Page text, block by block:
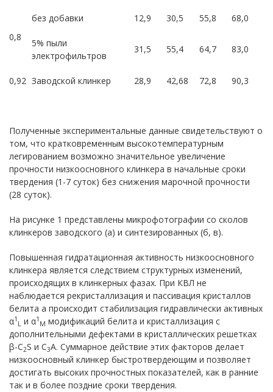
0,8
без добавки 12,9 30,5 55,8 68,0
5% пыли
электрофильтров
31,5 55,4 64,7 83,0
0,92 Заводской клинкер 28,9 42,68 72,8 90,3
Полученные экспериментальные данные свидетельствуют о
том, что кратковременным высокотемпературным
легированием возможно значительное увеличение
прочности низкоосновного клинкера в начальные сроки
твердения (1-7 суток) без снижения марочной прочности
(28 суток).
На рисунке 1 представлены микрофотографии со сколов
клинкеров заводского (а) и синтезированных (б, в).
Повышенная гидратационная активность низкоосновного
клинкера является следствием структурных изменений,
происходящих в клинкерных фазах. При КВЛ не
наблюдается рекристаллизация и пассивация кристаллов
белита а происходит стабилизация гидравлически активных
α1
L и α1
M модификаций белита и кристаллизация с
дополнительными дефектами в кристаллических решетках
β-С2S и C3A. Суммарное действие этих факторов делает
низкоосновный клинкер быстротвердеющим и позволяет
достигать высоких прочностных показателей, как в ранние
так и в более поздние сроки твердения.